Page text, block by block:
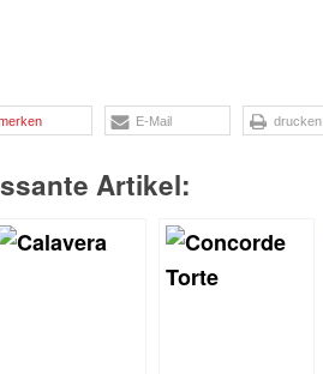
E-Mail drucken
Artikel: